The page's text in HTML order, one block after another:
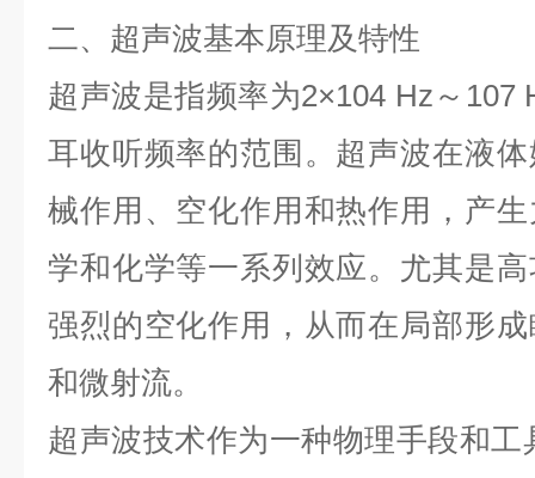
二、超声波基本原理及特性
超声波是指频率为2×104 Hz ～ 107
耳收听频率的范围。超声波在液
械作用、空化作用和热作用，产
学和化学等一系列效应。尤其是
强烈的空化作用，从而在局部形
和微射流。
超声波技术作为一种物理手段和工